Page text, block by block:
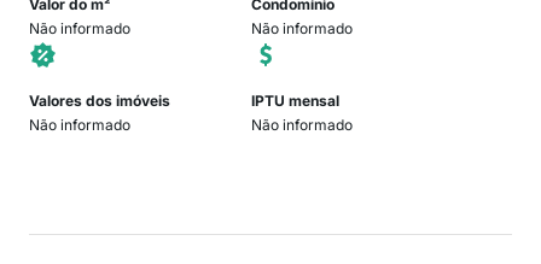
Valor do m²
Não informado
Condomínio
Não informado
Valores dos imóveis
Não informado
IPTU mensal
Não informado